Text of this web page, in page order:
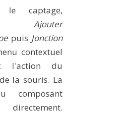
le captage,
Ajouter
puis Jonction
contextuel
l'action du
la souris. La
composant